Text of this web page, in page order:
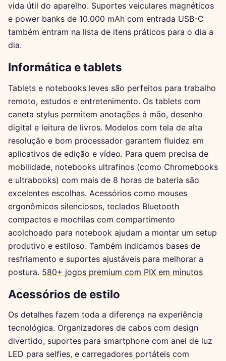
vida útil do aparelho. Suportes veiculares magnéticos
e power banks de 10.000 mAh com entrada USB-C
também entram na lista de itens práticos para o dia a
dia.
Informática e tablets
Tablets e notebooks leves são perfeitos para trabalho
remoto, estudos e entretenimento. Os tablets com
caneta stylus permitem anotações à mão, desenho
digital e leitura de livros. Modelos com tela de alta
resolução e bom processador garantem fluidez em
aplicativos de edição e vídeo. Para quem precisa de
mobilidade, notebooks ultrafinos (como Chromebooks
e ultrabooks) com mais de 8 horas de bateria são
excelentes escolhas. Acessórios como mouses
ergonômicos silenciosos, teclados Bluetooth
compactos e mochilas com compartimento
acolchoado para notebook ajudam a montar um setup
produtivo e estiloso. Também indicamos bases de
resfriamento e suportes ajustáveis para melhorar a
postura. 580+ jogos premium com PIX em minutos
Acessórios de estilo
Os detalhes fazem toda a diferença na experiência
tecnológica. Organizadores de cabos com design
divertido, suportes para smartphone com anel de luz
LED para selfies, e carregadores portáteis com